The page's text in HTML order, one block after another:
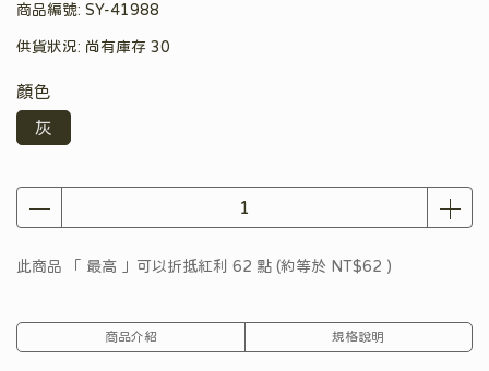
商品編號: SY-41988
供貨狀況: 尚有庫存 30
顏色
灰
此商品 「 最高 」可以折抵紅利 62 點 (約等於 NT$62 )
商品介紹 規格說明